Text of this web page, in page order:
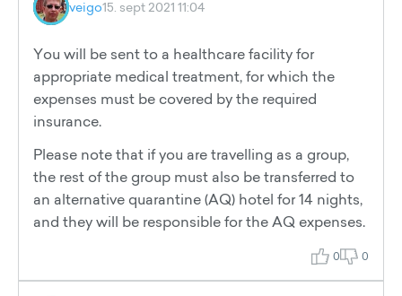
veigo15. sept 2021 11:04
You will be sent to a healthcare facility for
appropriate medical treatment, for which the
expenses must be covered by the required
insurance.
Please note that if you are travelling as a group,
the rest of the group must also be transferred to
an alternative quarantine (AQ) hotel for 14 nights,
and they will be responsible for the AQ expenses.
0 0